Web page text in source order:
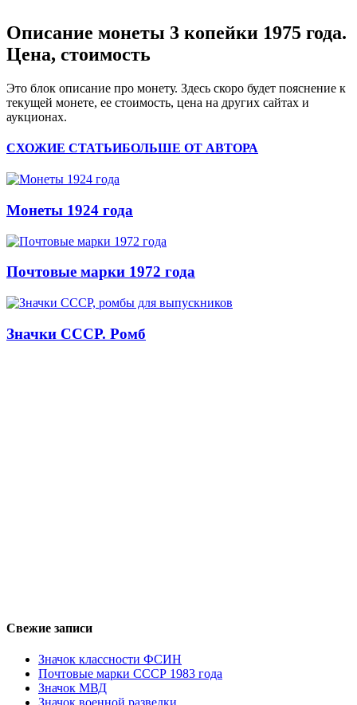
Описание монеты 3 копейки 1975 года.
Цена, стоимость
Это блок описание про монету. Здесь скоро будет пояснение к
текущей монете, ее стоимость, цена на других сайтах и
аукционах.
СХОЖИЕ СТАТЬИБОЛЬШЕ ОТ АВТОРА
Монеты 1924 года
Почтовые марки 1972 года
Значки СССР. Ромб
Свежие записи
Значок классности ФСИН
Почтовые марки СССР 1983 года
Значок МВД
Значок военной разведки